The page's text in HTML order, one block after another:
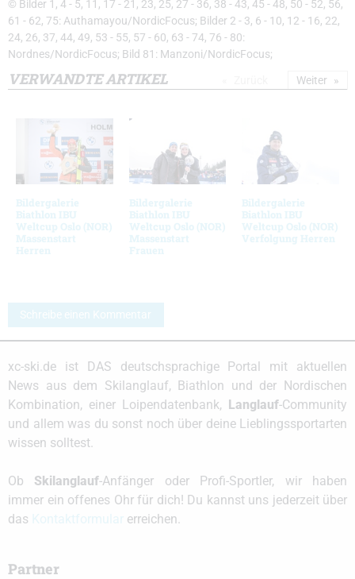
© Bilder 1, 4 - 5, 11, 17 - 21, 23, 25, 27 - 36, 38 - 43, 45 - 48, 50 - 52, 56,
61 - 62, 75: Authamayou/NordicFocus; Bilder 2 - 3, 6 - 10, 12 - 16, 22,
24, 26, 37, 44, 49, 53 - 55, 57 - 60, 63 - 74, 76 - 80:
Nordnes/NordicFocus; Bild 81: Manzoni/NordicFocus;
VERWANDTE ARTIKEL
Bildergalerie
Biathlon IBU
Weltcup Oslo (NOR)
Massenstart
Herren
Bildergalerie
Biathlon IBU
Weltcup Oslo (NOR)
Massenstart
Frauen
Bildergalerie
Biathlon IBU
Weltcup Oslo (NOR)
Verfolgung Herren
Weiter
Schreibe einen Kommentar
xc-ski.de ist DAS deutschsprachige Portal mit aktuellen
News aus dem Skilanglauf, Biathlon und der Nordischen
Kombination, einer Loipendatenbank, Langlauf-Community
und allem was du sonst noch über deine Lieblingssportarten
wissen solltest.
Ob Skilanglauf-Anfänger oder Profi-Sportler, wir haben
immer ein offenes Ohr für dich! Du kannst uns jederzeit über
das
erreichen.
Partner